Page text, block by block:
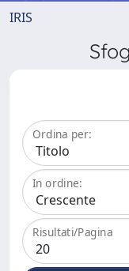
IRIS
Ordina per:
In ordine:
Risultati/Pagina